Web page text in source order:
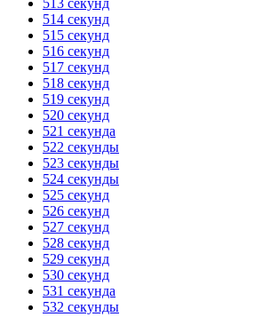
513 секунд
514 секунд
515 секунд
516 секунд
517 секунд
518 секунд
519 секунд
520 секунд
521 секунда
522 секунды
523 секунды
524 секунды
525 секунд
526 секунд
527 секунд
528 секунд
529 секунд
530 секунд
531 секунда
532 секунды